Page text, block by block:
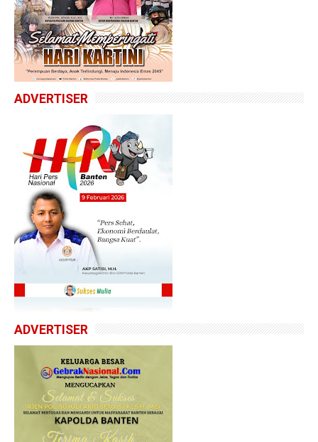
ADVERTISER
ADVERTISER